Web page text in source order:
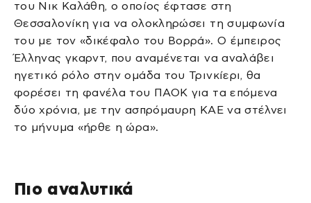
του Νικ Καλάθη, ο οποίος έφτασε στη
Θεσσαλονίκη για να ολοκληρώσει τη συμφωνία
του με τον «δικέφαλο του Βορρά». Ο έμπειρος
Έλληνας γκαρντ, που αναμένεται να αναλάβει
ηγετικό ρόλο στην ομάδα του Τρινκίερι, θα
φορέσει τη φανέλα του ΠΑΟΚ για τα επόμενα
δύο χρόνια, με την ασπρόμαυρη ΚΑΕ να στέλνει
το μήνυμα «ήρθε η ώρα».
Πιο αναλυτικά